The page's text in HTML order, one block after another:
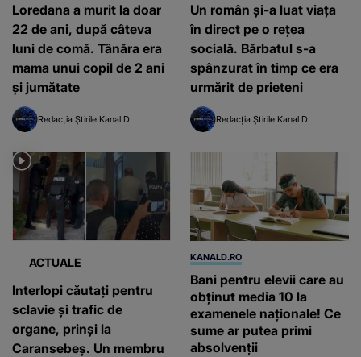
Loredana a murit la doar
22 de ani, după câteva
luni de comă. Tânăra era
mama unui copil de 2 ani
și jumătate
Redacția Știrile Kanal D
Un român și-a luat viața
în direct pe o reţea
socială. Bărbatul s-a
spânzurat în timp ce era
urmărit de prieteni
Redacția Știrile Kanal D
ACTUALE
Interlopi căutați pentru
sclavie și trafic de
organe, prinși la
Caransebeș. Un membru
KANALD.RO
Bani pentru elevii care au
obținut media 10 la
examenele naționale! Ce
sume ar putea primi
absolvenții